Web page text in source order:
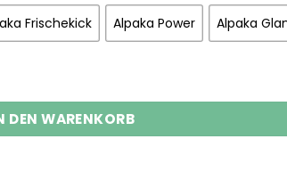
Frischekick Alpaka Power Alpaka
Frischekick-Power-Glanztraum Menge
DEN WARENKORB